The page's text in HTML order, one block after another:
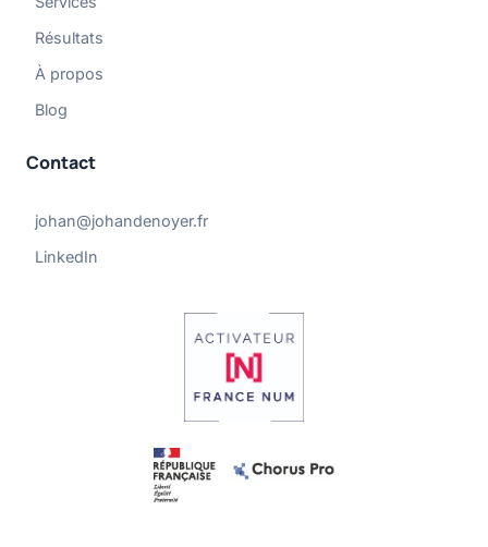
Résultats
À propos
Blog
Contact
johan@johandenoyer.fr
LinkedIn